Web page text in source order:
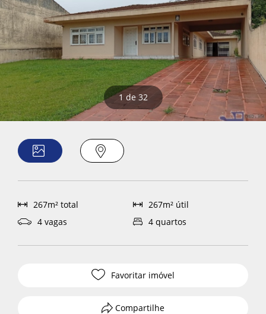
1 de 32
267m² total
267m² útil
4 vagas
4 quartos
Favoritar imóvel
Compartilhe